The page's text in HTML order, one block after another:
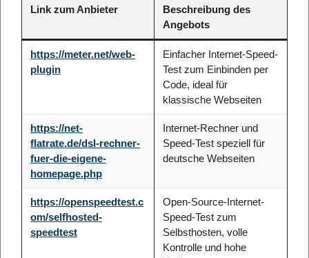
Link zum Anbieter
Beschreibung des
Angebots
https://meter.net/web-
plugin
Einfacher Internet-Speed-
Test zum Einbinden per
Code, ideal für
klassische Webseiten
https://net-
flatrate.de/dsl-rechner-
fuer-die-eigene-
homepage.php
Internet-Rechner und
Speed-Test speziell für
deutsche Webseiten
https://openspeedtest.c
om/selfhosted-
speedtest
Open-Source-Internet-
Speed-Test zum
Selbsthosten, volle
Kontrolle und hohe